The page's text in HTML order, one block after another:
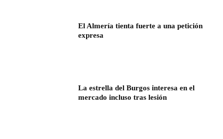
El Almería tienta fuerte a una petición
expresa
La estrella del Burgos interesa en el
mercado incluso tras lesión